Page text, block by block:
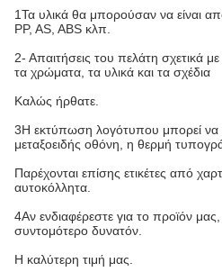
1Τα υλικά θα μπορούσαν να είναι
PP, AS, ABS κλπ.
2- Απαιτήσεις του πελάτη σχετικά με
τα χρώματα, τα υλικά και τα σχέδια
Καλώς ήρθατε.
3Η εκτύπωση λογότυπου μπορεί
μεταξοειδής οθόνη, η θερμή
Παρέχονται επίσης ετικέτες από
αυτοκόλλητα.
4Αν ενδιαφέρεστε για το προϊόν
συντομότερο δυνατόν.
Η καλύτερη τιμή μας.